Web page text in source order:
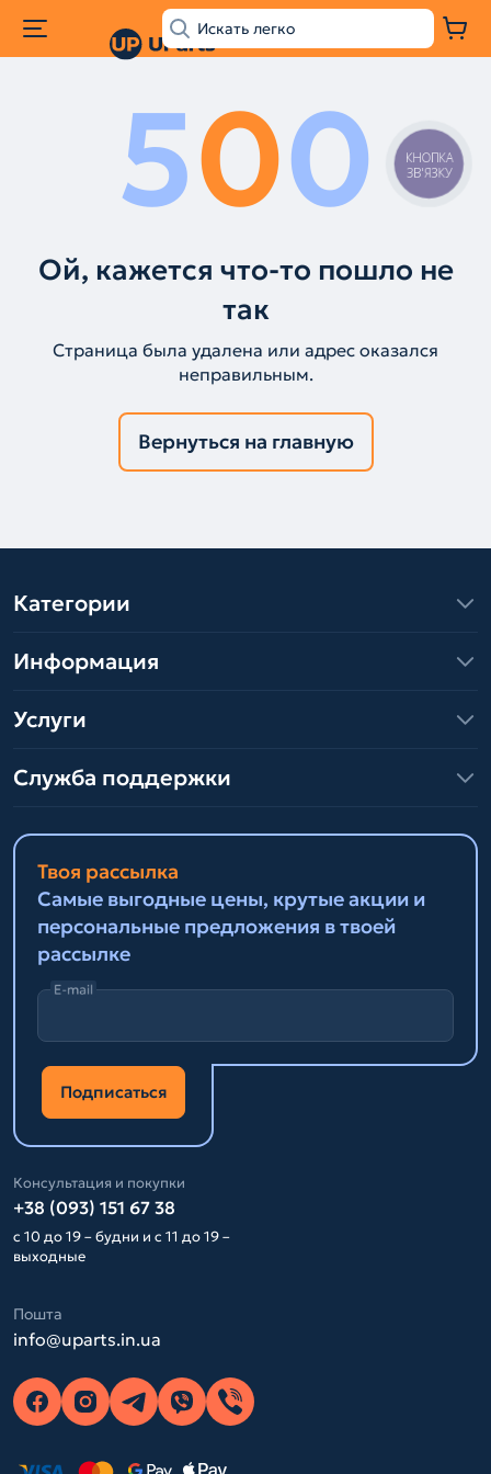
500
Ой, кажется что-то пошло не
так
Страница была удалена или адрес оказался
неправильным.
Вернуться на главную
Категории
Информация
Услуги
Служба поддержки
Твоя рассылка
Самые выгодные цены, крутые акции и
персональные предложения в твоей
рассылке
E-mail
Подписаться
Консультация и покупки
+38 (093) 151 67 38
с 10 до 19 – будни и с 11 до 19 –
выходные
Пошта
info@uparts.in.ua
КНОПКА
ЗВ'ЯЗКУ